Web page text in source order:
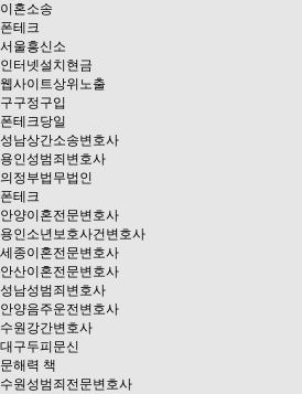
이혼소송
폰테크
서울흥신소
인터넷설치현금
웹사이트상위노출
구구정구입
폰테크당일
성남상간소송변호사
용인성범죄변호사
의정부법무법인
폰테크
안양이혼전문변호사
용인소년보호사건변호사
세종이혼전문변호사
안산이혼전문변호사
성남성범죄변호사
안양음주운전변호사
수원강간변호사
대구두피문신
문해력 책
수원성범죄전문변호사